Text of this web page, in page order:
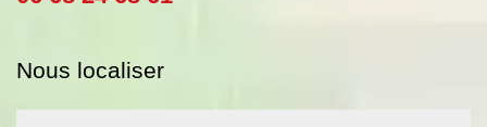
Nous localiser